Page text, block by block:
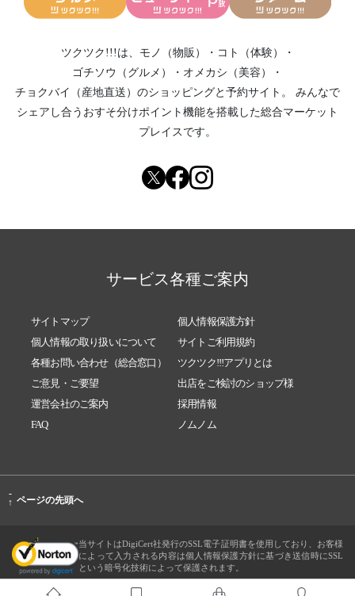
ツクツク!!!は、 モノ（物販） ・ コト（体験）
・
ゴチソウ（グルメ）
・ オメカシ（美容）
・
チョクバイ（産地直送） のショッピングと予約サイト。
みんなで
シェアし合う おすそ分けポイント機能を搭載した総合マーケット
プレイスです。
サービス各種ご案内
サイトマップ
個人情報保護方針
個人情報の取り扱いについて
サイトご利用規約
各種お問い合わせ（総合窓口）
ツクツク!!!アプリとは
ご意見・ご要望
出店をご検討のショップ様
運営会社のご案内
採用情報
FAQ
ノムノム
-
↑ ページの先頭へ
当サイトはDigiCert社発行のSSL電子証明書を使用しており、お客様
によって入力される内容は個人情報保護方針に基づき送信時にSSL
という暗号化技術によって保護されます。